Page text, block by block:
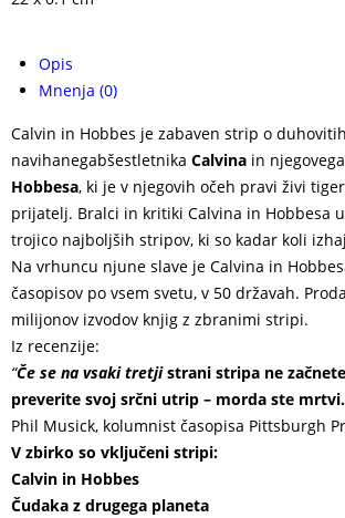
Opis
Mnenja (0)
Calvin in Hobbes je zabaven strip o
navihanegabšestletnika Calvina in
Hobbesa, ki je v njegovih očeh pravi živi
prijatelj. Bralci in kritiki Calvina in Hobbesa
trojico najboljših stripov, ki so kadar koli
Na vrhuncu njune slave je Calvina in
časopisov po vsem svetu, v 50 državah.
milijonov izvodov knjig z zbranimi stripi.
Iz recenzije:
“Če se na vsaki tretjistrani stripa ne
preverite svoj srčni utrip – morda ste mrtvi.
Phil Musick, kolumnist časopisa Pittsburgh
V zbirko so vključeni stripi:
Calvin in Hobbes
Čudaka z drugega planeta